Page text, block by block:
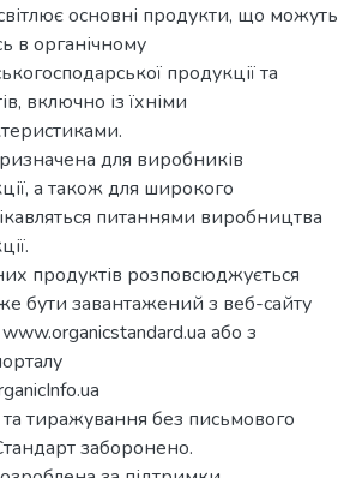
основні продукти, що можуть
в органічному
продукції та
включно із їхніми
для виробників
а також для широкого
питаннями виробництва
продуктів розповсюджується
бути завантажений з веб-сайту
або з
тиражування без письмового
заборонено.